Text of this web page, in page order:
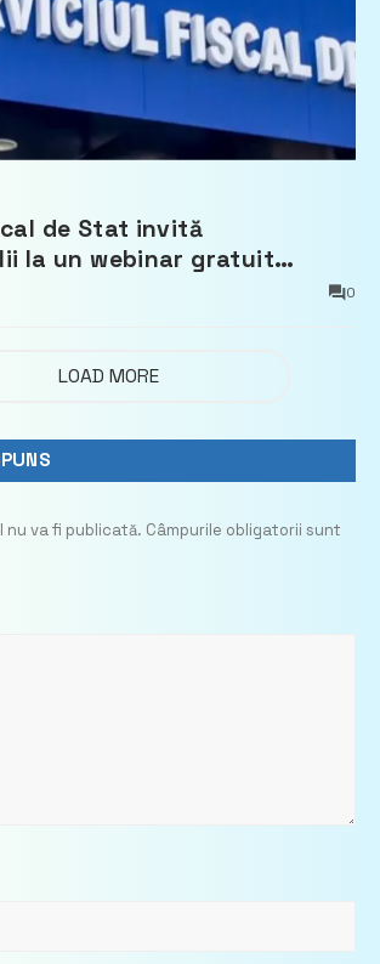
de Stat invită
la un webinar gratuit
impozitului pe bunurile
0
LOAD MORE
nu va fi publicată. Câmpurile obligatorii sunt